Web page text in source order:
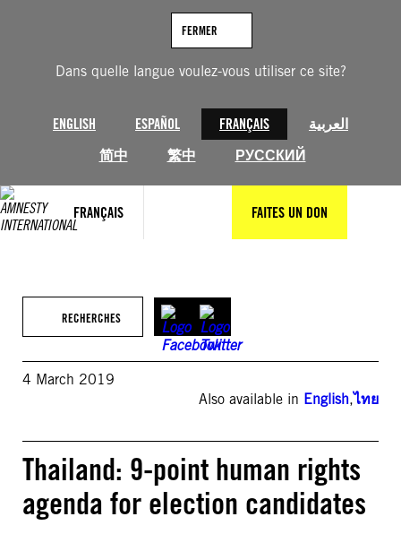
Dans quelle langue voulez-vous utiliser ce site?
ENGLISH ESPAÑOL FRANÇAIS
العربية
简中
繁中 РУССКИЙ
FERMER
FRANÇAIS FAITES UN DON
RECHERCHES
4 March 2019
Also available in English,ไทย
Thailand: 9-point human rights
agenda for election candidates